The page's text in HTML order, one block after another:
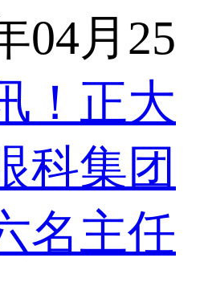
04月25
！正大
科集团
名主任